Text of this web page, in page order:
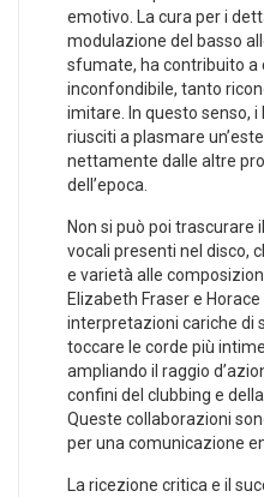
emotivo. La ​cura per ‍i
modulazione del basso
sfumate, ha ​contribuito a
inconfondibile, tanto
imitare. In questo senso,
riusciti a plasmare
nettamente dalle altre
dell’epoca.
Non si può poi trascurare
vocali ⁢presenti nel disco,
e varietà ​alle
‍Elizabeth Fraser e
interpretazioni cariche di
toccare le corde più
ampliando ⁤il raggio
⁤confini del clubbing ‌e
Queste collaborazioni⁣
per una comunicazione
La ricezione critica ​e⁢ il